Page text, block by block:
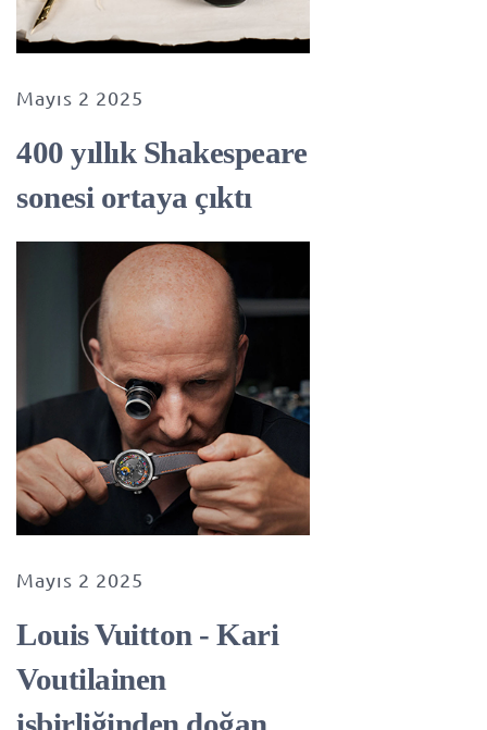
Mayıs 2 2025
400 yıllık Shakespeare
sonesi ortaya çıktı
Mayıs 2 2025
Louis Vuitton - Kari
Voutilainen